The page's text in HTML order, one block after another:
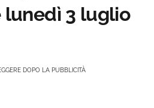
lunedì 3 luglio
DOPO LA PUBBLICITÀ